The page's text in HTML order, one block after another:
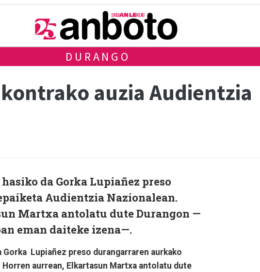
DURANGO
auzia Audientzia
da Gorka Lupiañez preso
Audientzia Nazionalean.
Martxa antolatu dute Durangon —
eman daiteke izena—.
Gorka Lupiañez preso durangarraren aurkako
aurrean, Elkartasun Martxa antolatu dute